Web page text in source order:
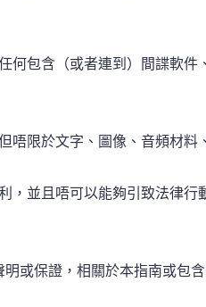
何包含（或者連到）間諜軟件
唔限於文字、圖像、音頻材料
，並且唔可以能夠引致法律行
或保證，相關於本指南或包